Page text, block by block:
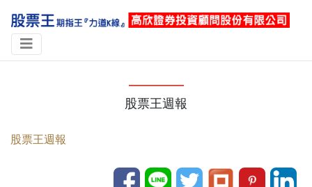
股票王週報
股票王週報